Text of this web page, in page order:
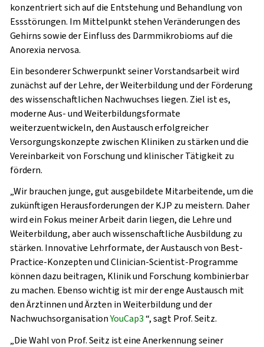
konzentriert sich auf die Entstehung und Behandlung von
Essstörungen. Im Mittelpunkt stehen Veränderungen des
Gehirns sowie der Einfluss des Darmmikrobioms auf die
Anorexia nervosa.
Ein besonderer Schwerpunkt seiner Vorstandsarbeit wird
zunächst auf der Lehre, der Weiterbildung und der Förderung
des wissenschaftlichen Nachwuchses liegen. Ziel ist es,
moderne Aus- und Weiterbildungsformate
weiterzuentwickeln, den Austausch erfolgreicher
Versorgungskonzepte zwischen Kliniken zu stärken und die
Vereinbarkeit von Forschung und klinischer Tätigkeit zu
fördern.
„Wir brauchen junge, gut ausgebildete Mitarbeitende, um die
zukünftigen Herausforderungen der KJP zu meistern. Daher
wird ein Fokus meiner Arbeit darin liegen, die Lehre und
Weiterbildung, aber auch wissenschaftliche Ausbildung zu
stärken. Innovative Lehrformate, der Austausch von Best-
Practice-Konzepten und Clinician-Scientist-Programme
können dazu beitragen, Klinik und Forschung kombinierbar
zu machen. Ebenso wichtig ist mir der enge Austausch mit
den Ärztinnen und Ärzten in Weiterbildung und der
NachwuchsorganisationYouCap3“, sagt Prof. Seitz.
„Die Wahl von Prof. Seitz ist eine Anerkennung seiner